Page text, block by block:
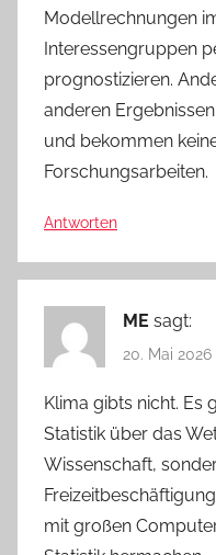
Modellrechnungen
Interessengruppen
prognostizieren.
anderen
und bekommen
Forschungsarbeiten.
Antworten
ME sagt:
20. Mai
Klima gibts nicht. Es
Statistik über das
Wissenschaft,
mit großen